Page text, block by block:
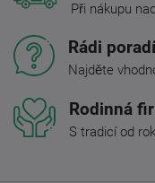
Při nákupu
Rádi
Najděte
Rodinná
S tradicí od